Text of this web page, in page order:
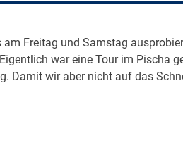
Freitag und Samstag
war eine Tour im Pischa
Damit wir aber nicht auf das